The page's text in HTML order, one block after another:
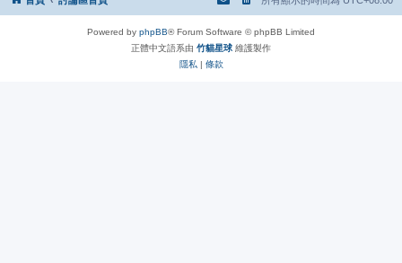
Powered by phpBB® Forum Software © phpBB Limited
正體中文語系由 竹貓星球 維護製作
隱私 | 條款